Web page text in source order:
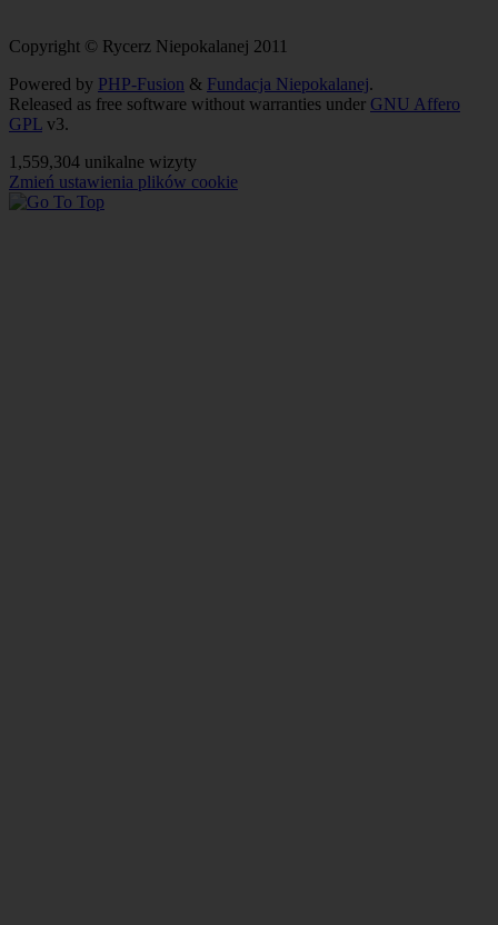
Copyright © Rycerz Niepokalanej 2011
Powered by PHP-Fusion & Fundacja Niepokalanej.
Released as free software without warranties under GNU Affero
GPL v3.
1,559,304 unikalne wizyty
Zmień ustawienia plików cookie